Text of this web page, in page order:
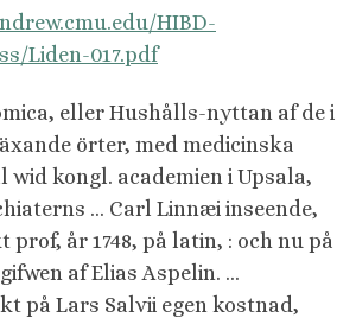
HIBD-
Liden-017.pdf
eller Hushålls-nyttan af de i
örter, med medicinska
kongl. academien i Upsala,
… Carl Linnæi inseende,
prof, år 1748, på latin, : och nu på
af Elias Aspelin. …
på Lars Salvii egen kostnad,